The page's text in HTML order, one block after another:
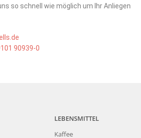
so schnell wie möglich um Ihr Anliegen
90939-0
LEBENSMITTEL
Kaffee